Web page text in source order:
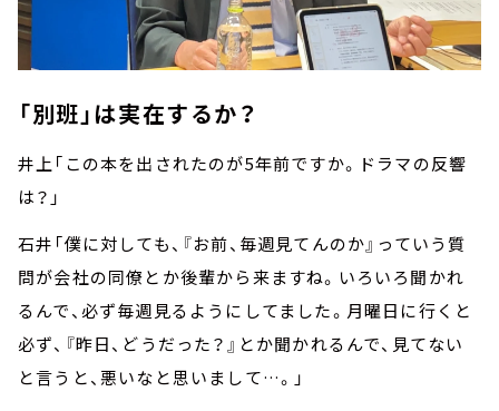
「別班」は実在するか？
井上「この本を出されたのが5年前ですか。ドラマの反響
は？」
石井「僕に対しても、『お前、毎週見てんのか』っていう質
問が会社の同僚とか後輩から来ますね。いろいろ聞かれ
るんで、必ず毎週見るようにしてました。月曜日に行くと
必ず、『昨日、どうだった？』とか聞かれるんで、見てない
と言うと、悪いなと思いまして…。」